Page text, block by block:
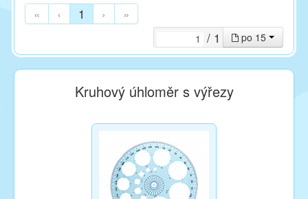
« ‹ 1 › »
po 15
/ 1
Kruhový úhloměr s výřezy